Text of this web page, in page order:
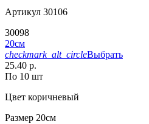
Артикул 30106
30098
20см
checkmark_alt_circleВыбрать
25.40 р.
По 10 шт
Цвет коричневый
Размер 20см